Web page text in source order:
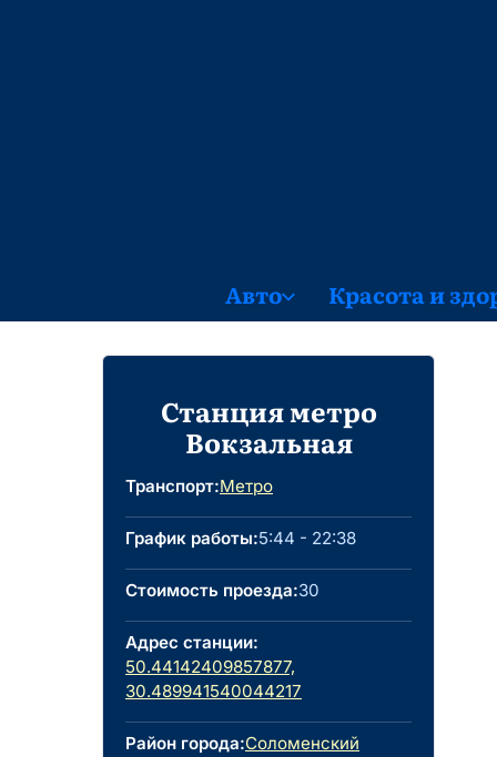
Авто Красота и
Станция метро
Вокзальная
Транспорт:Метро
График работы:5:44 - 22:38
Стоимость проезда:30
Адрес станции:
50.44142409857877,
30.489941540044217
Район города:Соломенский